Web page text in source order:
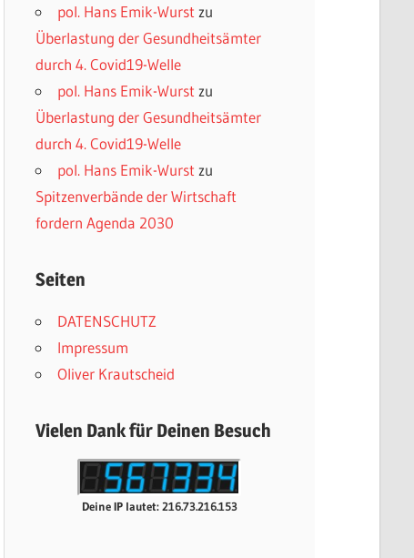
pol. Hans Emik-Wurst zu
Überlastung der Gesundheitsämter
durch 4. Covid19-Welle
pol. Hans Emik-Wurst zu
Überlastung der Gesundheitsämter
durch 4. Covid19-Welle
pol. Hans Emik-Wurst zu
Spitzenverbände der Wirtschaft
fordern Agenda 2030
Seiten
DATENSCHUTZ
Impressum
Oliver Krautscheid
Vielen Dank für Deinen Besuch
Deine IP lautet: 216.73.216.153